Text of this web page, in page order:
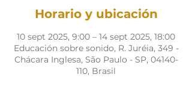
Horario y ubicación
10 sept 2025, 9:00 – 14 sept 2025, 18:00
Educación sobre sonido, R. Juréia, 349 -
Chácara Inglesa, São Paulo - SP, 04140-
110, Brasil